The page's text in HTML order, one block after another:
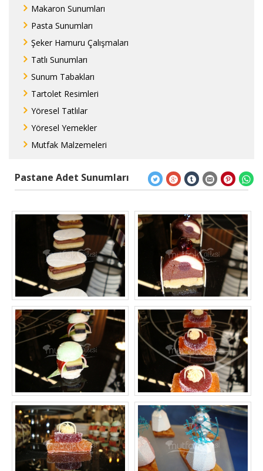
Makaron Sunumları
Pasta Sunumları
Şeker Hamuru Çalışmaları
Tatlı Sunumları
Sunum Tabakları
Tartolet Resimleri
Yöresel Tatlılar
Yöresel Yemekler
Mutfak Malzemeleri
Pastane Adet Sunumları